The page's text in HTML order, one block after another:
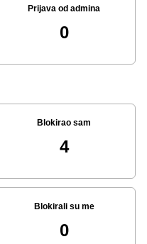
Prijava od admina
0
Blokirao sam
4
Blokirali su me
0